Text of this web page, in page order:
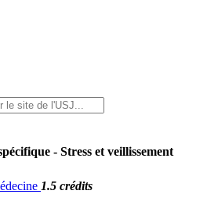
- Stress et veillissement
1.5 crédits